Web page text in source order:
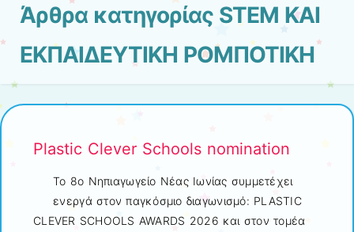
Άρθρα κατηγορίας STEM ΚΑΙ
ΕΚΠΑΙΔΕΥΤΙΚΗ ΡΟΜΠΟΤΙΚΗ
Plastic Clever Schools nomination
Το 8ο Νηπιαγωγείο Νέας Ιωνίας συμμετέχει
ενεργά στον παγκόσμιο διαγωνισμό: PLASTIC
CLEVER SCHOOLS AWARDS 2026 και στον τομέα